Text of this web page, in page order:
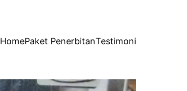
HomePaket PenerbitanTestimoni